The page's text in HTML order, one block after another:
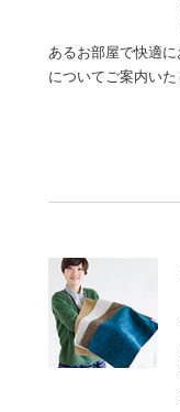
あるお部屋で快適
についてご案内い